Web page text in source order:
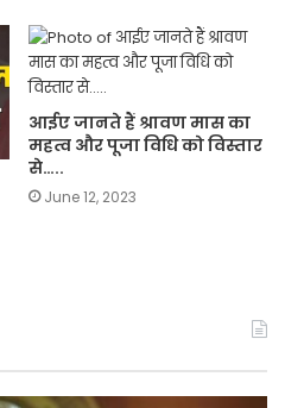
आईए जानते हैं श्रावण मास का
महत्व और पूजा विधि को विस्तार
से…..
June 12, 2023